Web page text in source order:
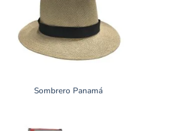
Sombrero Panamá